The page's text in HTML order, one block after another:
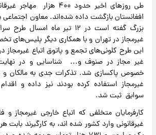
طی روزهای اخیر حدود ۴۰۰ هزار
افغانستان بازگشت داده شده‌اند. معاون اجتماعی
بزرگ گفته است در ۱۲ تیر ماه امسال
غیرمجاز در تهران و با همکاری دیگر پلیس‌های
این طرح کلونی‌های تجمع و پاتوق اتباع غیرمجاز در
خصوص پاکسازی شد. تذکرات جدی به مالکان و
غیرمجاز استفاده کرده بودند نیز داده و اقدام
سوابق ثبت شد.
کارفرمایان متخلفی که اتباع خارجی غیرمجاز و
غیرقانونی وارد کشور شده اند، به کارگیرند بابت